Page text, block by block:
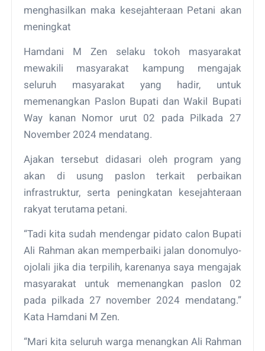
menghasilkan maka kesejahteraan Petani akan
meningkat
Hamdani M Zen selaku tokoh masyarakat
mewakili masyarakat kampung mengajak
seluruh masyarakat yang hadir, untuk
memenangkan Paslon Bupati dan Wakil Bupati
Way kanan Nomor urut 02 pada Pilkada 27
November 2024 mendatang.
Ajakan tersebut didasari oleh program yang
akan di usung paslon terkait perbaikan
infrastruktur, serta peningkatan kesejahteraan
rakyat terutama petani.
“Tadi kita sudah mendengar pidato calon Bupati
Ali Rahman akan memperbaiki jalan donomulyo-
ojolali jika dia terpilih, karenanya saya mengajak
masyarakat untuk memenangkan paslon 02
pada pilkada 27 november 2024 mendatang.”
Kata Hamdani M Zen.
“Mari kita seluruh warga menangkan Ali Rahman